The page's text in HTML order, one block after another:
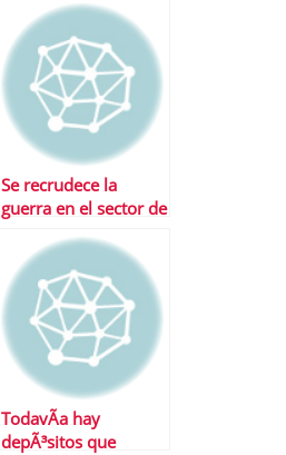
Se recrudece la
guerra en el sector de
TodavÃ­a hay
depÃ³sitos que